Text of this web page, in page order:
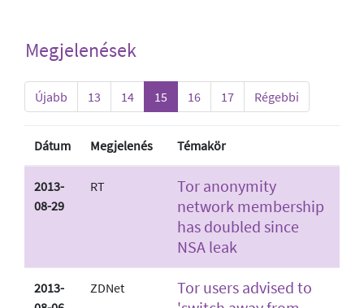
Megjelenések
Újabb 13 14 15 16 17 Régebbi
Dátum Megjelenés Témakör
2013-
08-29
RT
Tor anonymity
network membership
has doubled since
NSA leak
2013-
ZDNet
Tor users advised to